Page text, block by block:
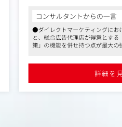
ソリューションが幅広く、顧
でも提案ができます。
・フルファネル戦略設計から
・デジタルマーケティングを
・ブランディングや認知施策
コンサルタントからの一言
●ダイレクトマーケティングにお
と、総合広告代理店が得意とす
策」の機能を併せ持つ点が最大の
●AIを活用した運用自動化を共
ケティングDXを加速させる最前
詳細を